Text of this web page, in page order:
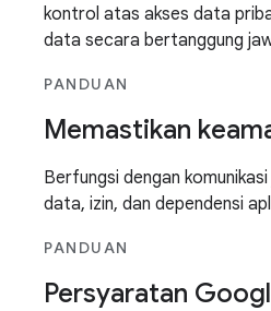
kontrol atas akses data
data secara bertanggung
PANDUAN
Memastikan
Berfungsi dengan
data, izin, dan dependensi
PANDUAN
Persyaratan